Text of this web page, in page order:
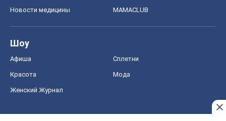
Новости медицины MAMACLUB
Шоу
Афиша Сплетни
Красота Мода
Женский Журнал